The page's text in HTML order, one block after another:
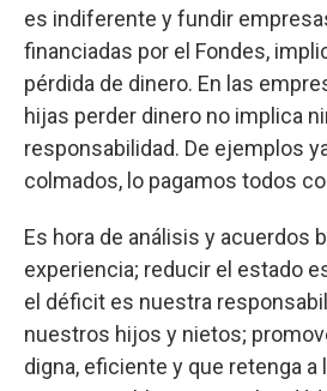
es indiferente y fundir
financiadas por el Fondes,
pérdida de dinero. En las
hijas perder dinero no implica
responsabilidad. De ejemplos
colmados, lo pagamos todos
Es hora de análisis y acuerdos
experiencia; reducir el estado
el déficit es nuestra
nuestros hijos y nietos;
digna, eficiente y que retenga